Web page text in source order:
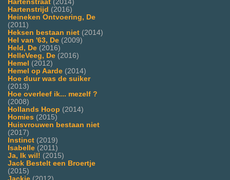
Hartenstraat (2014)
Hartenstrijd (2016)
Heineken Ontvoering, De
(2011)
Heksen bestaan niet (2014)
Hel van '63, De (2009)
Held, De (2016)
HelleVeeg, De (2016)
Hemel (2012)
Hemel op Aarde (2014)
Hoe duur was de suiker
(2013)
Hoe overleef ik... mezelf ?
(2008)
Hollands Hoop (2014)
Homies (2015)
Huisvrouwen bestaan niet
(2017)
Instinct (2019)
Isabelle (2011)
Ja, Ik wil! (2015)
Jack Bestelt een Broertje
(2015)